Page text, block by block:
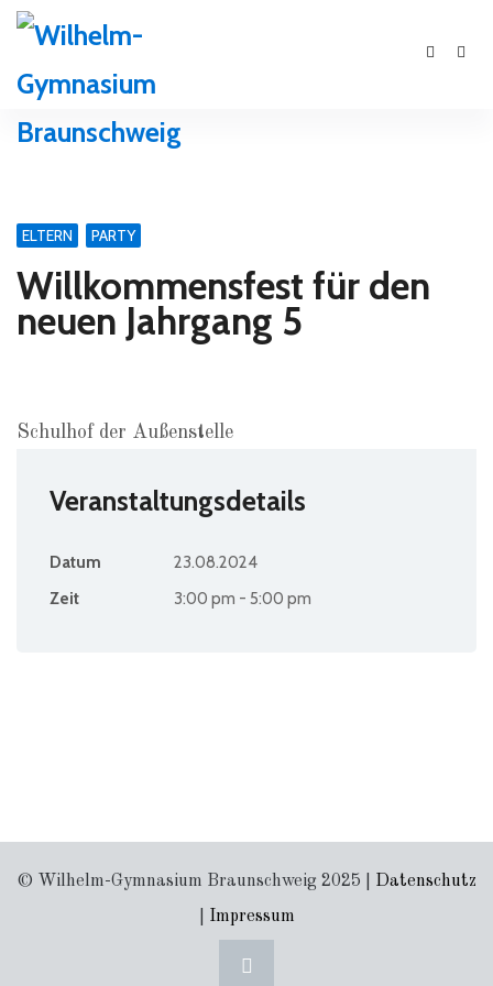
ELTERN PARTY
Willkommensfest für den
neuen Jahrgang 5
Schulhof der Außenstelle
Veranstaltungsdetails
Datum
23.08.2024
Zeit
3:00 pm - 5:00 pm
© Wilhelm-Gymnasium Braunschweig 2025 | Datenschutz
Impressum